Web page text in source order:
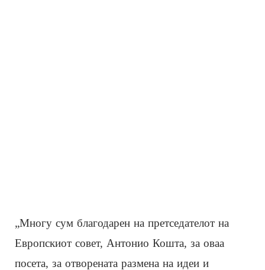
„Многу сум благодарен на претседателот на
Европскиот совет, Антонио Кошта, за оваа
посета, за отворената размена на идеи и